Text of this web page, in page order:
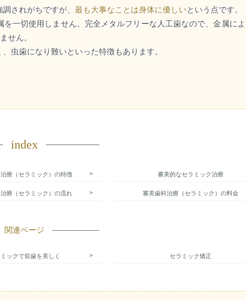
されがちですが、 最も大事なことは身体に優しいという点です。
一切使用しません。完全メタルフリーな人工歯なので、金属に
せん。
虫歯になり難いといった特徴もあります。
index
療（セラミック）の特徴 審美的なセラミック治療
療（セラミック）の流れ 審美歯科治療（セラミック）の料金
関連ページ
ックで前歯を美しく セラミック矯正